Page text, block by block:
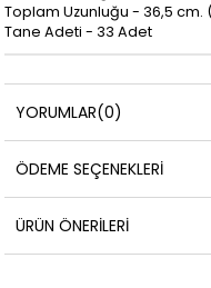
Toplam Uzunluğu - 36,5 cm.
Tane Adeti - 33 Adet
YORUMLAR(0)
ÖDEME SEÇENEKLERI
ÜRÜN ÖNERILERI